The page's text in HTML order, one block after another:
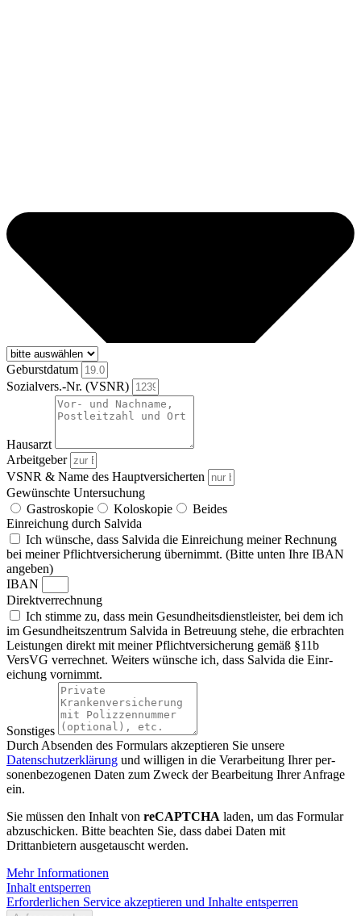
Geburstdatum
Sozialvers.-Nr. (VSNR)
Hausarzt
Arbeitgeber
VSNR & Name des Hauptversicherten
Gewünschte Untersuchung
Gastroskopie
Koloskopie
Beides
Einreichung durch Salvida
Ich wünsche, dass Salvida die Ein­reichung meiner Rechnung
bei meiner Pflicht­ver­siche­rung übernimmt. (Bitte unten Ihre IBAN
angeben)
IBAN
Direktverrechnung
Ich stimme zu, dass mein Gesund­heits­dienst­leister, bei dem ich
im Gesund­heits­zentrum Salvida in Betreuung stehe, die erbrachten
Leis­tungen direkt mit meiner Pflicht­ver­siche­rung gemäß §11b
VersVG verrechnet. Weiters wünsche ich, dass Salvida die Einr­
eichung vornimmt.
Sonstiges
Durch Absen­den des Formu­lars akzep­tieren Sie unsere
Datenschutzerklärung und wil­ligen in die Verar­bei­tung Ihrer per­
sonen­bezo­genen Daten zum Zweck der Bear­bei­tung Ihrer Anfrage
ein.
Sie müssen den Inhalt von reCAPTCHA laden, um das Formular
abzuschicken. Bitte beachten Sie, dass dabei Daten mit
Drittanbietern ausgetauscht werden.
Mehr Informationen
Inhalt entsperren
Erforderlichen Service akzeptieren und Inhalte entsperren